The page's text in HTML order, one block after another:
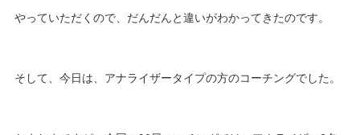
やっていただくので、だんだんと違いがわかってきたのです。
そして、今日は、アナライザータイプの方のコーチングでした。